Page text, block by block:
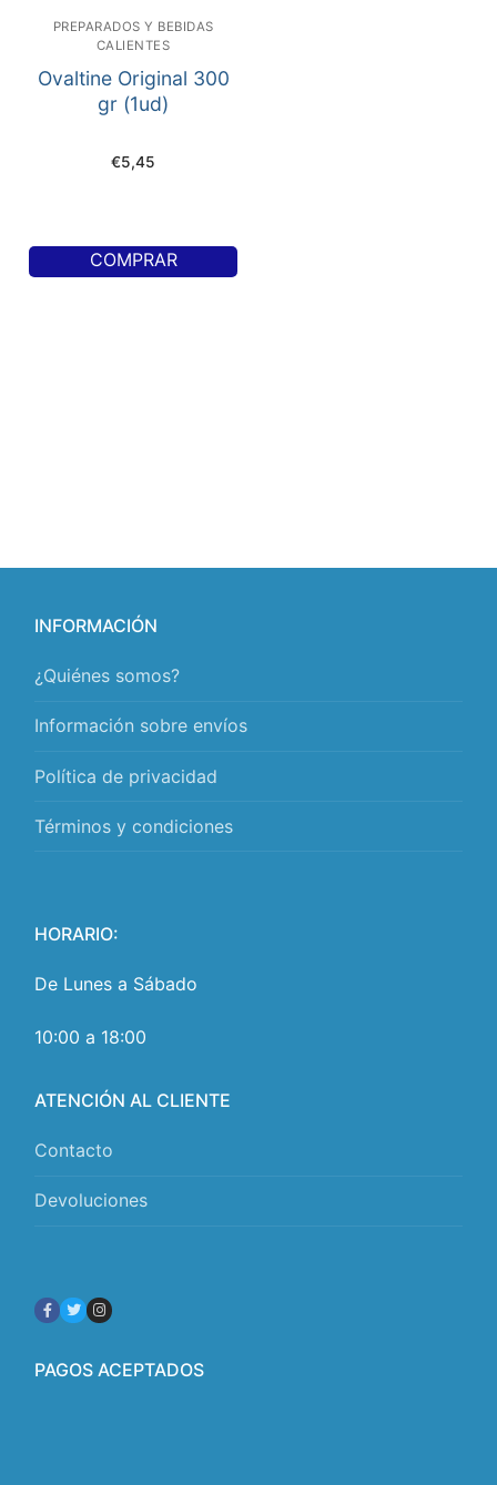
PREPARADOS Y BEBIDAS
CALIENTES
Ovaltine Original 300
gr (1ud)
€5,45
COMPRAR
INFORMACIÓN
¿Quiénes somos?
Información sobre envíos
Política de privacidad
Términos y condiciones
HORARIO:
De Lunes a Sábado
10:00 a 18:00
ATENCIÓN AL CLIENTE
Contacto
Devoluciones
PAGOS ACEPTADOS